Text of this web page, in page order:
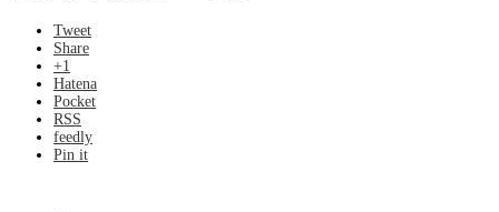
Tweet
Share
+1
Hatena
Pocket
RSS
feedly
Pin it